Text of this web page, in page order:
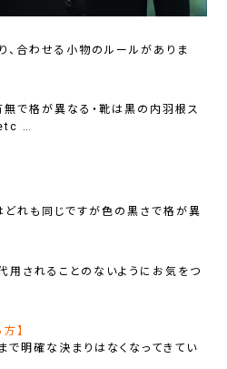
、合わせる小物のルールがありま
無で格が異なる・靴は黒の内羽根ス
etc …
どれも同じですが色の黒さで格が異
用されることのないようにお気をつ
】
で明確な決まりはなくなってきてい